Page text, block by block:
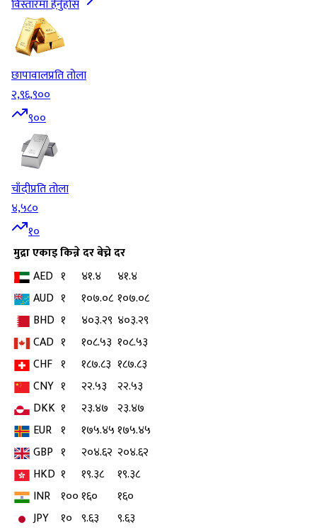
विस्तारमा हेर्नुहोस
छापावालप्रति तोला
२,९६,९००
९००
चाँदीप्रति तोला
४,५८०
१०
मुद्राएकाइकिन्ने दरबेच्ने दर
AED १ ४१.४
४१.४
AUD १ १०७.०८ १०७.०८
BHD १ ४०३.२९ ४०३.२९
CAD १ १०८.५३ १०८.५३
CHF १ १८७.८३ १८७.८३
CNY १ २२.५३
२२.५३
DKK १ २३.४७ २३.४७
EUR १ १७५.४५१७५.४५
GBP १ २०४.६२ २०४.६२
HKD १ १९.३८
१९.३८
INR १००१६०
१६०
JPY
१० ९.६३
९.६३